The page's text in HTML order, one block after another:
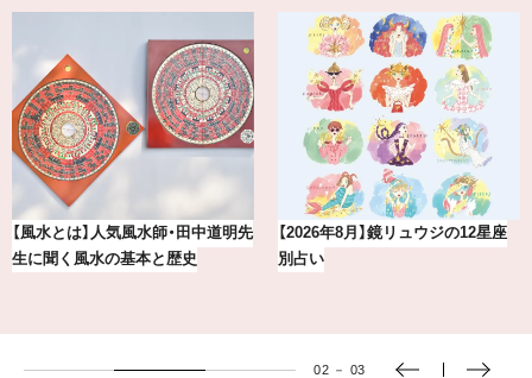
賢者たちに聞いてみた！ 嫉妬と上
手くつきあうコツとは？
気分が上がる「フルラ」のアイウェ
アを「眼鏡市場」で探して。
02 － 03